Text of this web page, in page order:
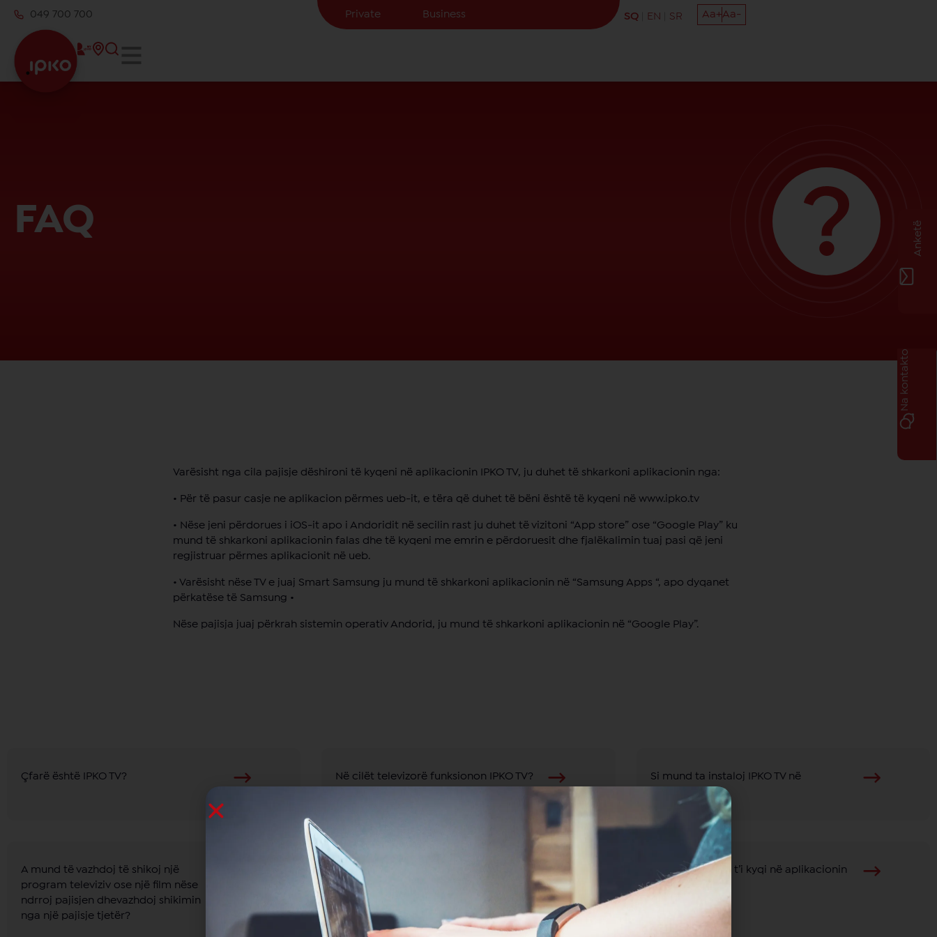
049 700 700 Private Business SQ EN SR Aa+Aa-
FAQ
Varësisht nga cila pajisje dëshironi të kyqeni në aplikacionin IPKO TV, ju duhet të shkarkoni aplikacionin nga:
• Për të pasur casje ne aplikacion përmes ueb-it, e tëra që duhet të bëni është të kyqeni në www.ipko.tv
• Nëse jeni përdorues i iOS-it apo i Andoridit në secilin rast ju duhet të vizitoni “App store” ose “Google Play” ku
mund të shkarkoni aplikacionin falas dhe të kyqeni me emrin e përdoruesit dhe fjalëkalimin tuaj pasi që jeni
regjistruar përmes aplikacionit në ueb.
• Varësisht nëse TV e juaj Smart Samsung ju mund të shkarkoni aplikacionin në “Samsung Apps “, apo dyqanet
përkatëse të Samsung •
Nëse pajisja juaj përkrah sistemin operativ Andorid, ju mund të shkarkoni aplikacionin në “Google Play”.
Çfarë është IPKO TV? Në cilët televizorë funksionon IPKO TV?
Si mund ta instaloj IPKO TV në
A mund të vazhdoj të shikoj një
program televiziv ose një film nëse
ndrroj pajisjen dhevazhdoj shikimin
nga një pajisje tjetër?
Më pëlqen të shikoj filmat e zhanrit
thriller. A mund të rekomandoj
aplikacioni IPKO TVfilma dhe seriale të
këtij zhanri?
Sa pajisje mund t’i kyqi në aplikacionin
IPKO TV?
Anketë
Na kontakto